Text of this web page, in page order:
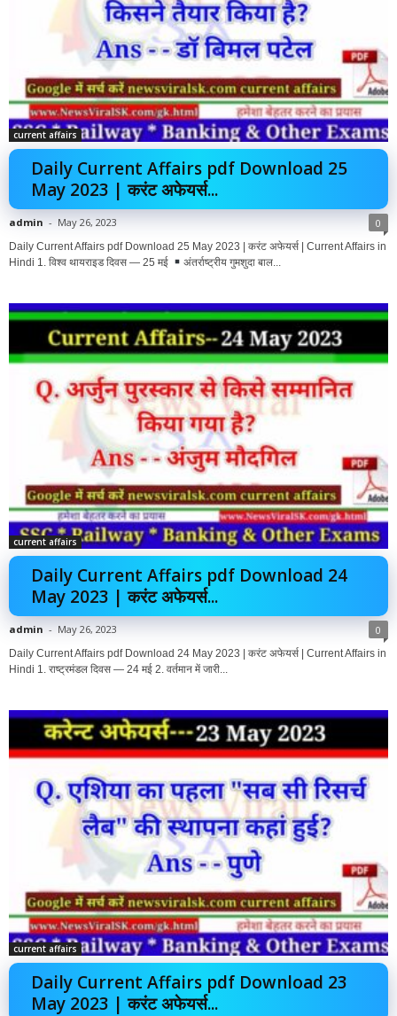
current affairs
Daily Current Affairs pdf Download 25
May 2023 | करंट अफेयर्स...
admin - May 26, 2023 0
Daily Current Affairs pdf Download 25 May 2023 | करंट अफेयर्स | Current Affairs in
Hindi 1. विश्व थायराइड दिवस — 25 मई
अंतर्राष्ट्रीय गुमशुदा बाल...
current affairs
Daily Current Affairs pdf Download 24
May 2023 | करंट अफेयर्स...
admin - May 26, 2023 0
Daily Current Affairs pdf Download 24 May 2023 | करंट अफेयर्स | Current Affairs in
Hindi 1. राष्ट्रमंडल दिवस — 24 मई 2. वर्तमान में जारी...
current affairs
Daily Current Affairs pdf Download 23
May 2023 | करंट अफेयर्स...